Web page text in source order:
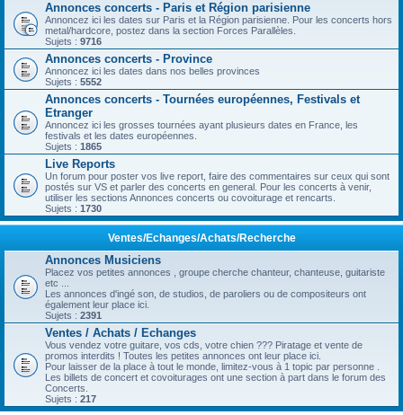
Annonces concerts - Paris et Région parisienne
Annoncez ici les dates sur Paris et la Région parisienne. Pour les concerts hors
metal/hardcore, postez dans la section Forces Parallèles.
Sujets : 9716
Annonces concerts - Province
Annoncez ici les dates dans nos belles provinces
Sujets : 5552
Annonces concerts - Tournées européennes, Festivals et
Etranger
Annoncez ici les grosses tournées ayant plusieurs dates en France, les
festivals et les dates européennes.
Sujets : 1865
Live Reports
Un forum pour poster vos live report, faire des commentaires sur ceux qui sont
postés sur VS et parler des concerts en general. Pour les concerts à venir,
utiliser les sections Annonces concerts ou covoiturage et rencarts.
Sujets : 1730
Ventes/Echanges/Achats/Recherche
Annonces Musiciens
Placez vos petites annonces , groupe cherche chanteur, chanteuse, guitariste
etc ...
Les annonces d'ingé son, de studios, de paroliers ou de compositeurs ont
également leur place ici.
Sujets : 2391
Ventes / Achats / Echanges
Vous vendez votre guitare, vos cds, votre chien ??? Piratage et vente de
promos interdits ! Toutes les petites annonces ont leur place ici.
Pour laisser de la place à tout le monde, limitez-vous à 1 topic par personne .
Les billets de concert et covoiturages ont une section à part dans le forum des
Concerts.
Sujets : 217